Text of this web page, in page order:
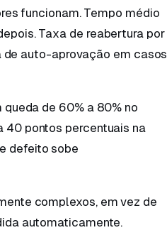
funcionam. Tempo médio
Taxa de reabertura por
auto-aprovação em casos
de 60% a 80% no
40 pontos percentuais na
defeito sobe
complexos, em vez de
automaticamente.